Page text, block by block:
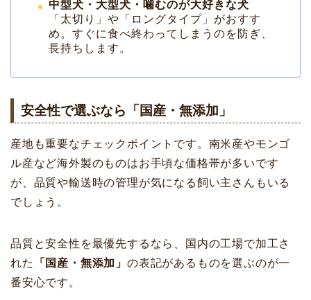
中型犬・大型犬・噛むのが大好きな犬
「太切り」や「ロングタイプ」がおすす
め。すぐに食べ終わってしまうのを防ぎ、
長持ちします。
安全性で選ぶなら「国産・無添加」
産地も重要なチェックポイントです。南米産やモンゴ
ル産など海外製のものはお手頃な価格帯が多いです
が、品質や輸送時の管理が気になる飼い主さんもいる
でしょう。
品質と安全性を最優先するなら、国内の工場で加工さ
れた
「国産・無添加」の表記があるものを選ぶのが一
番安心です。